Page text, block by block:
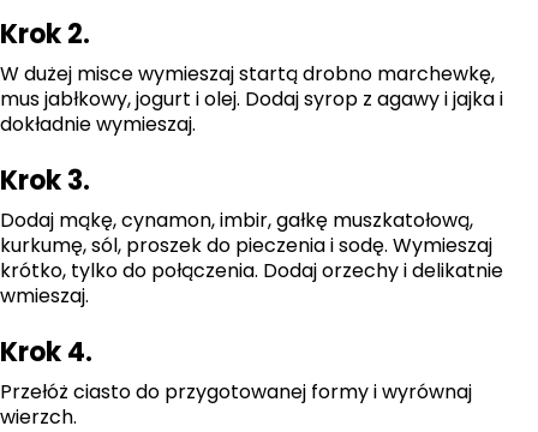
Krok 2.
W dużej misce wymieszaj startą drobno marchewkę,
mus jabłkowy, jogurt i olej. Dodaj syrop z agawy i jajka i
dokładnie wymieszaj.
Krok 3.
Dodaj mąkę, cynamon, imbir, gałkę muszkatołową,
kurkumę, sól, proszek do pieczenia i sodę. Wymieszaj
krótko, tylko do połączenia. Dodaj orzechy i delikatnie
wmieszaj.
Krok 4.
Przełóż ciasto do przygotowanej formy i wyrównaj
wierzch.